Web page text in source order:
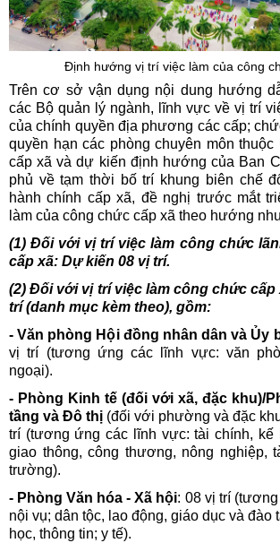
Định hướng vị trí việc làm của công
Trên cơ sở vận dụng nội dung hướng
các Bộ quản lý ngành, lĩnh vực về vị trí
của chính quyền địa phương các cấp;
quyền hạn các phòng chuyên môn thuộc
cấp xã và dự kiến định hướng của Ban
phủ về tạm thời bố trí khung biên chế
hành chính cấp xã, đề nghị trước mắt
làm của công chức cấp xã theo hướng
(1) Đối với vị trí việc làm công chức
cấp xã: Dự kiến 08 vị trí.
(2) Đối với vị trí việc làm công chức cấp
trí (danh mục kèm theo), gồm:
- Văn phòng Hội đồng nhân dân và Ủy
vị trí (tương ứng các lĩnh vực: văn
ngoại).
- Phòng Kinh tế (đối với xã, đặc khu)/
tầng và Đô thị (đối với phường và đặc
trí (tương ứng các lĩnh vực: tài chính, kế
giao thông, công thương, nông nghiệp,
trường).
- Phòng Văn hóa - Xã hội: 08 vị trí
nội vụ; dân tộc, lao động, giáo dục và đào
học, thông tin; y tế).